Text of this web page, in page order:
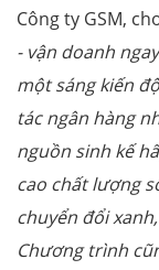
Công ty GSM,
- vận doanh
một sáng kiến
tác ngân hàng
nguồn sinh kế
cao chất lượng
chuyển đổi
Chương trình